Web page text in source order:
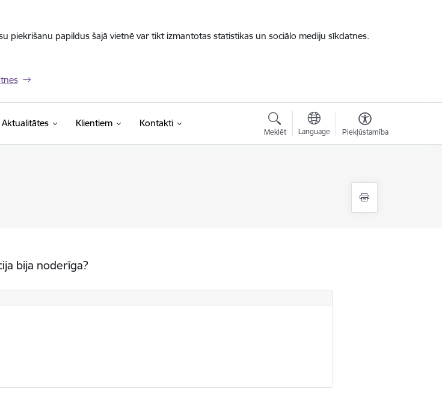
piekrišanu papildus šajā vietnē var tikt izmantotas statistikas un sociālo mediju sīkdatnes.
Aktualitātes Klientiem Kontakti
Meklēt Language Piekļūstamība
bija noderīga?